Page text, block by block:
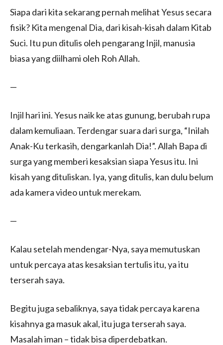
Siapa dari kita sekarang pernah melihat Yesus secara
fisik? Kita mengenal Dia, dari kisah-kisah dalam Kitab
Suci. Itu pun ditulis oleh pengarang Injil, manusia
biasa yang diilhami oleh Roh Allah.
—
Injil hari ini. Yesus naik ke atas gunung, berubah rupa
dalam kemuliaan. Terdengar suara dari surga, “Inilah
Anak-Ku terkasih, dengarkanlah Dia!”. Allah Bapa di
surga yang memberi kesaksian siapa Yesus itu. Ini
kisah yang dituliskan. Iya, yang ditulis, kan dulu belum
ada kamera video untuk merekam.
—
Kalau setelah mendengar-Nya, saya memutuskan
untuk percaya atas kesaksian tertulis itu, ya itu
terserah saya.
Begitu juga sebaliknya, saya tidak percaya karena
kisahnya ga masuk akal, itu juga terserah saya.
Masalah iman – tidak bisa diperdebatkan.